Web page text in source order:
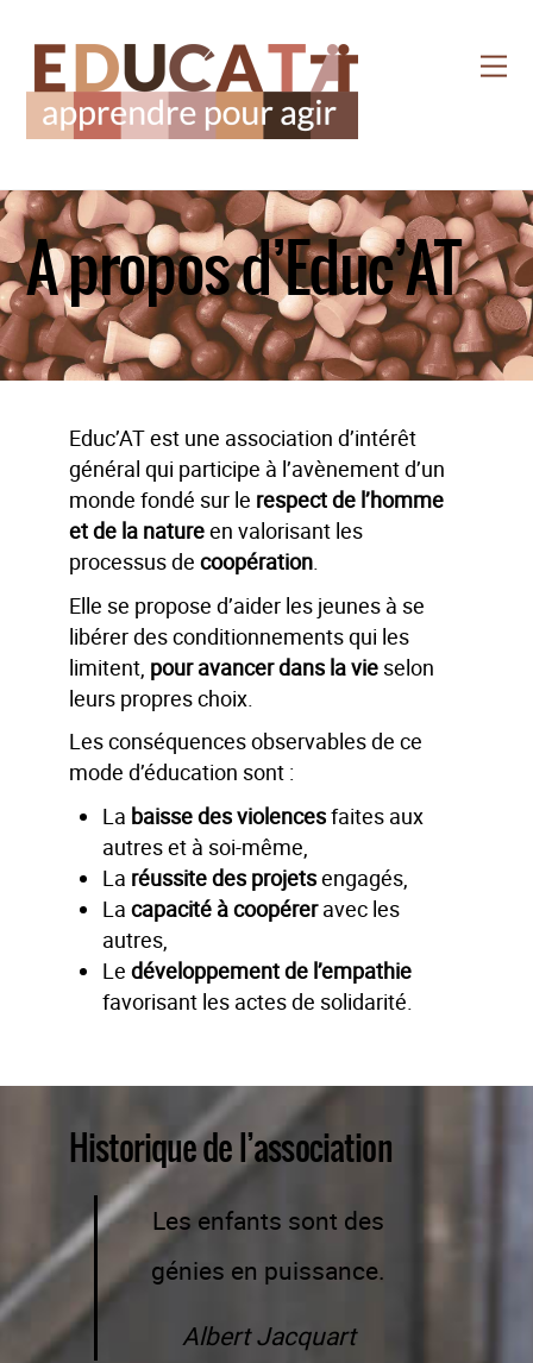
content
A propos d’Educ’AT
Educ’AT est une association d’intérêt
général qui participe à l’avènement d’un
monde fondé sur le respect de l’homme
et de la natureen valorisant les
processus de coopération.
Elle se propose d’aider les jeunes à se
libérer des conditionnements qui les
limitent, pour avancer dans la vieselon
leurs propres choix.
Les conséquences observables de ce
mode d’éducation sont :
La baisse des violencesfaites aux
autres et à soi-même,
La réussite des projetsengagés,
La capacité à coopéreravec les
autres,
Le développement de l’empathie
favorisant les actes de solidarité.
Historique de l’association
Les enfants sont des
génies en puissance.
Albert Jacquart